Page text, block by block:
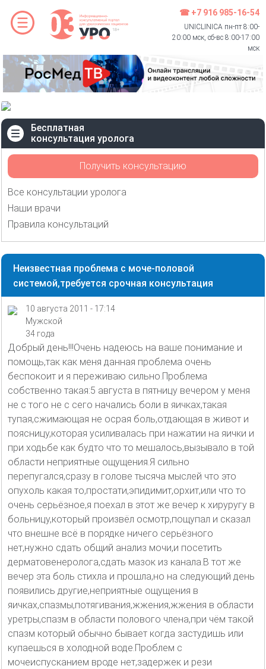
☎ +7 916 985-16-54
UNICLINICA пн-пт 8:00-
20:00 мск, сб-вс 8:00-17:00
мск
Бесплатная
консультация уролога
Получить консультацию
Все консультации уролога
Наши врачи
Правила консультаций
Неизвестная проблема с моче-половой
системой,требуется срочная консультация
10 августа 2011 - 17:14
Мужской
34 года
Добрый день!!!Очень надеюсь на ваше понимание и
помощь,так как меня данная проблема очень
беспокоит и я переживаю сильно.Проблема
собственно такая:5 августа в пятницу вечером у меня
не с того не с сего начались боли в яичках,такая
тупая,сжимающая не осрая боль,отдающая в живот и
поясницу,которая усиливалась при нажатии на яички и
при ходьбе как будто что то мешалось,вызывало в той
области неприятные ощущения.Я сильно
перепугался,сразу в голове тысяча мыслей что это
опухоль какая то,простати,эпидимит,орхит,или что то
очень серьёзное,я поехал в этот же вечер к хируругу в
больницу,который произвёл осмотр,пощупал и сказал
что внешне всё в порядке ничего серьёзного
нет,нужно сдать общий анализ мочи,и посетить
дерматовенеролога,сдать мазок из канала.В тот же
вечер эта боль стихла и прошла,но на следующий день
появились другие,неприятные ощущения в
яичках,спазмы,потягивания,жжения,жжения в области
уретры,спазм в области полового члена,при чём такой
спазм который обычно бывает когда застудишь или
купаешься в холодной воде.Проблем с
мочеиспусканием вроде нет,задержек и рези